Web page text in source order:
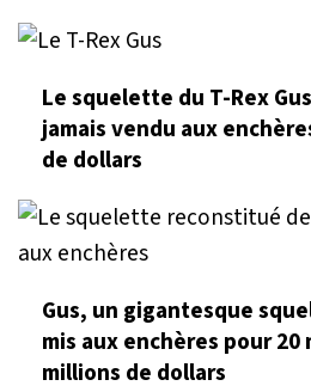
Le squelette du T-Rex
jamais vendu aux
de dollars
Gus, un gigantesque
mis aux enchères pour 20
millions de dollars